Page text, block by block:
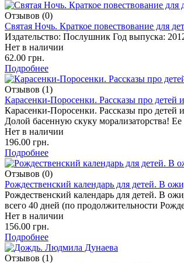
Отзывов (0)
Святая Ночь. Краткое повествование для
Издательство: Послушник Год выпуска:
Нет в наличии
62.00 грн.
Подробнее
Отзывов (1)
Карасенки-Поросенки. Рассказы про
Карасенки-Поросенки. Рассказы про детей
Долой басенную скуку морализаторства!
Нет в наличии
196.00 грн.
Подробнее
Отзывов (0)
Рождественский календарь для детей. В
Рождественский календарь для детей. В
всего 40 дней (по продолжительности
Нет в наличии
156.00 грн.
Подробнее
Отзывов (1)